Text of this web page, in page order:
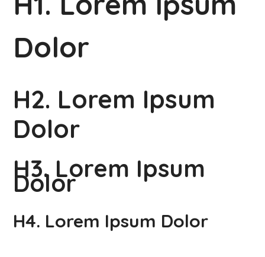
Dolor
H2. Lorem Ipsum
Dolor
H3. Lorem Ipsum
Dolor
H4. Lorem Ipsum Dolor